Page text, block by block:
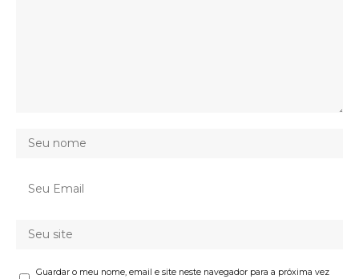
Guardar o meu nome, email e site neste navegador para a próxima vez